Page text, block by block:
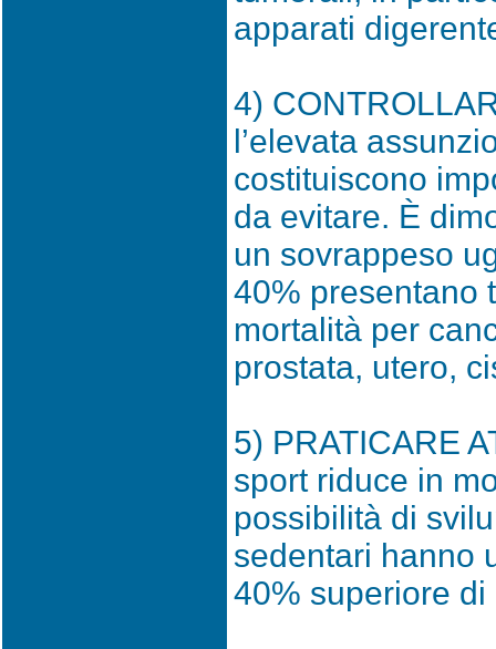
apparati
4)
l’elevata
costituiscono
da evitare. È
un sovrappeso
40% presentano
mortalità per
prostata, utero,
5) PRATICARE
sport riduce in
possibilità di
sedentari hanno
40% superiore di